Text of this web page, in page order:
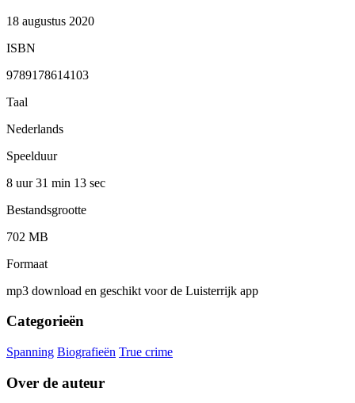
18 augustus 2020
ISBN
9789178614103
Taal
Nederlands
Speelduur
8 uur 31 min 13 sec
Bestandsgrootte
702 MB
Formaat
mp3 download en geschikt voor de Luisterrijk app
Categorieën
Spanning Biografieën True crime
Over de auteur